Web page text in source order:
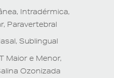
Intradérmica,
Paravertebral
Sublingual
Maior e Menor,
Ozonizada